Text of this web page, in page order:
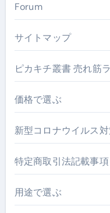
Forum
サイトマップ
ピカキチ叢書 売れ筋
価格で選ぶ
新型コロナウイルス
特定商取引法記載事項
用途で選ぶ